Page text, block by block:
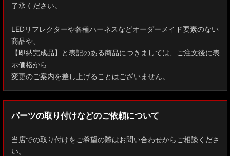
AAHH40W/AAHH45W/TAHA40W ヴェルファイア
AAHH40W/AAHH45W/AGH40W アルファード
AYH30/GGH30/35/AGH30/35 ヴェルファイア
AYH30/GGH30/35/AGH30/35 アルファード
ACR50 エスティマ
ZWR90W/ZWR95W/MZRA90W/MZRA95W ノア/ヴォクシー
ZRR80 ノア/ヴォクシー
了承ください。
LEDリフレクターや各種ハーネスなどオーダーメイド要素のない
商品や、
【即納完成品】と表記のある商品につきましては、ご注文後に表
示価格から
変更のご案内を差し上げることはございません。
パーツの取り付けなどのご依頼について
当店での取り付けをご希望の際はお問い合わせからご相談くださ
い。